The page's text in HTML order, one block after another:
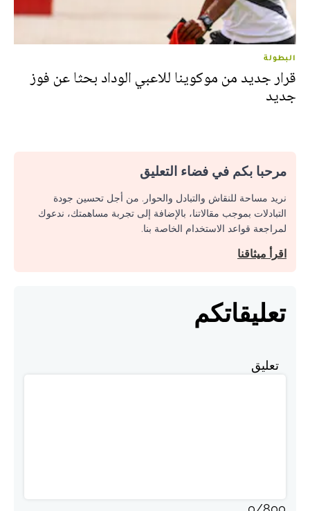
البطولة
قرار جديد من موكوينا للاعبي الوداد بحثا عن فوز
جديد
مرحبا بكم في فضاء التعليق
نريد مساحة للنقاش والتبادل والحوار. من أجل تحسين جودة
التبادلات بموجب مقالاتنا، بالإضافة إلى تجربة مساهمتك، ندعوك
لمراجعة قواعد الاستخدام الخاصة بنا.
اقرأ ميثاقنا
تعليقاتكم
تعليق